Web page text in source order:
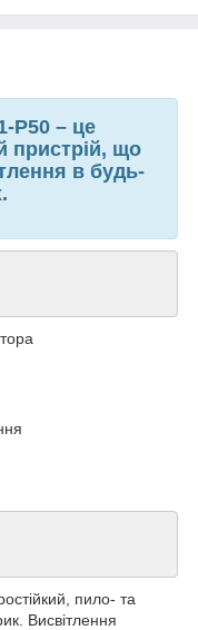
P50 – це
пристрій, що
в будь-
пило- та
Висвітлення